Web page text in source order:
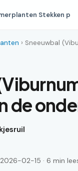
Stekken p
› Sneeuwbal
de
02-15 · 6 min